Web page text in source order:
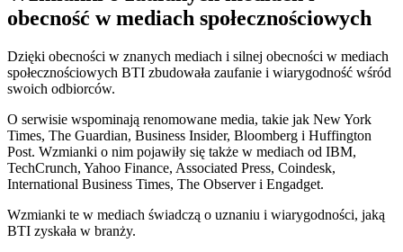
obecność w mediach społecznościowych
Dzięki obecności w znanych mediach i silnej obecności w mediach
społecznościowych BTI zbudowała zaufanie i wiarygodność wśród
swoich odbiorców.
O serwisie wspominają renomowane media, takie jak New York
Times, The Guardian, Business Insider, Bloomberg i Huffington
Post. Wzmianki o nim pojawiły się także w mediach od IBM,
TechCrunch, Yahoo Finance, Associated Press, Coindesk,
International Business Times, The Observer i Engadget.
Wzmianki te w mediach świadczą o uznaniu i wiarygodności, jaką
BTI zyskała w branży.